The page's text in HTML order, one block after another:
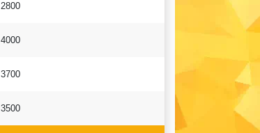
2800
4000
3700
3500